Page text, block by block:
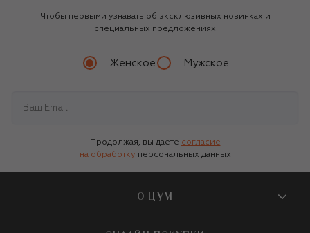
Чтобы первыми узнавать об эксклюзивных новинках и
специальных предложениях
Женское Мужское
Продолжая, вы даете согласие
на обработку персональных данных
О ЦУМ
О магазине